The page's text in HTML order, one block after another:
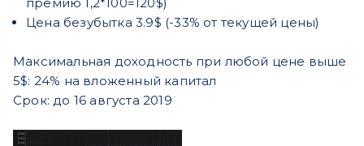
Цена безубытка 3.9$ (-33% от текущей цены)
Максимальная доходность при любой цене выше
5$: 24% на вложенный капитал
Срок: до 16 августа 2019